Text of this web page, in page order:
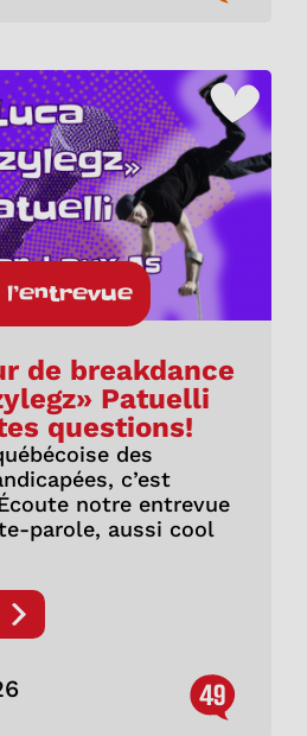
l’entrevue
de breakdance
Patuelli
questions!
des
c’est
notre entrevue
parole, aussi cool
49